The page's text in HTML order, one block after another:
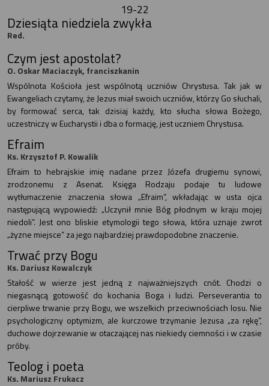
19-22
Dziesiąta niedziela zwykła
Red.
Czym jest apostolat?
O. Oskar Maciaczyk, franciszkanin
Wspólnota Kościoła jest wspólnotą uczniów Chrystusa. Tak jak w
Ewangeliach czytamy, że Jezus miał swoich uczniów, którzy Go słuchali,
by formować serca, tak dzisiaj każdy, kto słucha słowa Bożego,
uczestniczy w Eucharystii i dba o formację, jest uczniem Chrystusa.
Efraim
Ks. Krzysztof P. Kowalik
Efraim to hebrajskie imię nadane przez Józefa drugiemu synowi,
zrodzonemu z Asenat. Księga Rodzaju podaje tu ludowe
wytłumaczenie znaczenia słowa „Efraim”, wkładając w usta ojca
następującą wypowiedź: „Uczynił mnie Bóg płodnym w kraju mojej
niedoli”. Jest ono bliskie etymologii tego słowa, która uznaje zwrot
„żyzne miejsce” za jego najbardziej prawdopodobne znaczenie.
Trwać przy Bogu
Ks. Dariusz Kowalczyk
Stałość w wierze jest jedną z najważniejszych cnót. Chodzi o
niegasnącą gotowość do kochania Boga i ludzi. Perseverantia to
cierpliwe trwanie przy Bogu, we wszelkich przeciwnościach losu. Nie
psychologiczny optymizm, ale kurczowe trzymanie Jezusa „za rękę”,
duchowe dojrzewanie w otaczającej nas niekiedy ciemności i w czasie
próby.
Teolog i poeta
Ks. Mariusz Frukacz